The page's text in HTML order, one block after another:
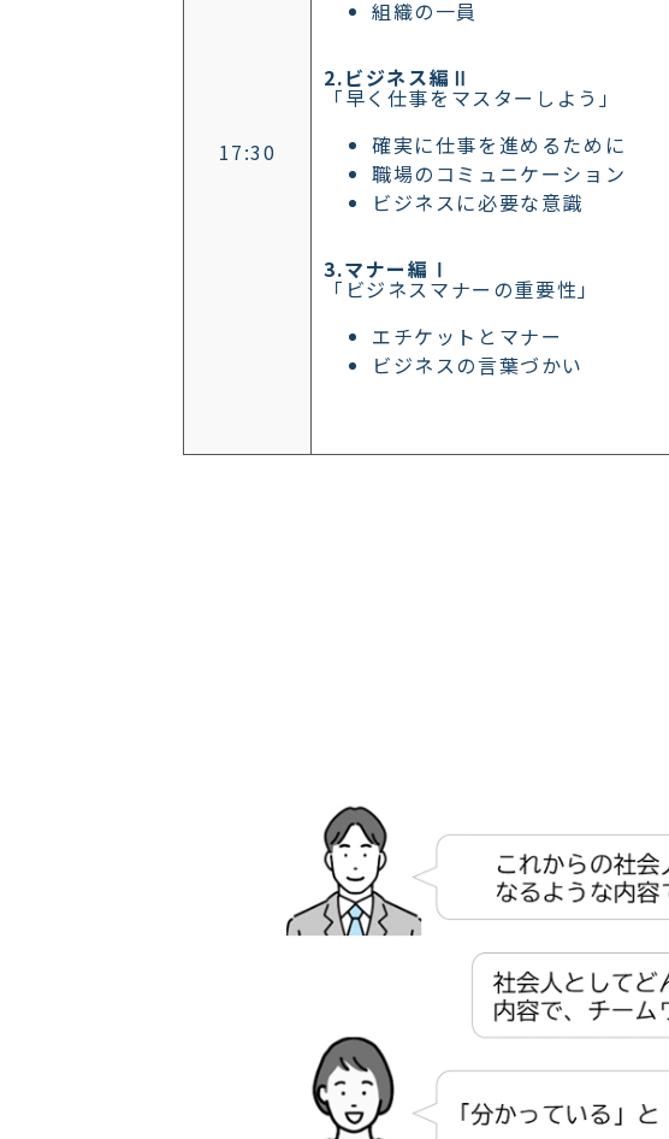
17:30
組織の一員
2.ビジネス編Ⅱ
「早く仕事をマスターしよう」
確実に仕事を進めるために
職場のコミュニケーション
ビジネスに必要な意識
3.マナー編Ⅰ
「ビジネスマナーの重要性」
エチケットとマナー
ビジネスの言葉づかい